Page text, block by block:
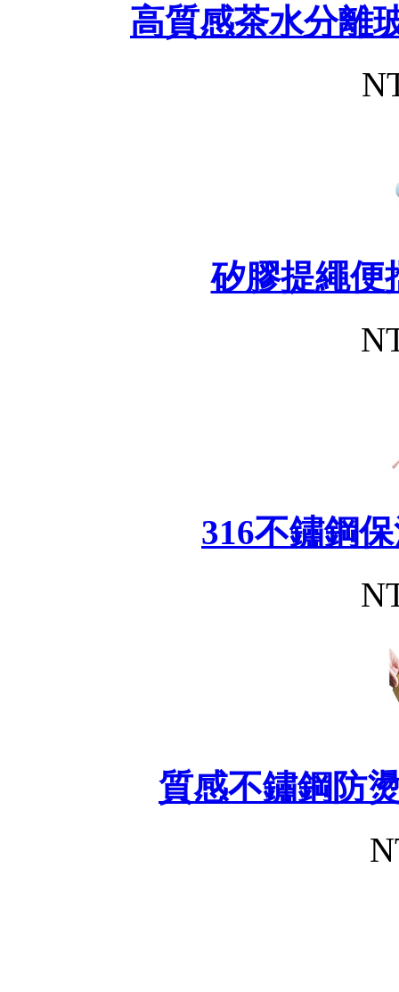
高質感茶水分離
矽膠提繩便
316不鏽鋼
質感不鏽鋼防